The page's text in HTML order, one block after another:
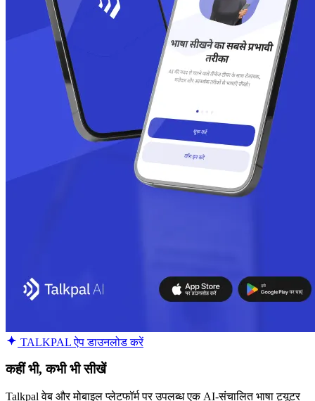
TALKPAL ऐप डाउनलोड करें
कहीं भी, कभी भी सीखें
Talkpal वेब और मोबाइल प्लेटफॉर्म पर उपलब्ध एक AI-संचालित भाषा ट्यूटर